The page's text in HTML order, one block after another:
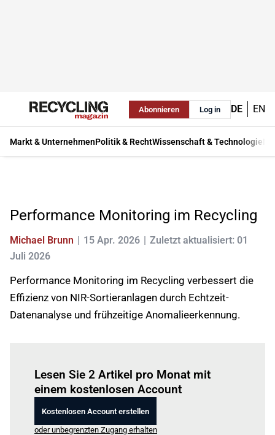
Abonnieren Log in DE EN
Markt & UnternehmenPolitik & RechtWissenschaft & Technologie
Performance Monitoring im Recycling
Michael Brunn 15 Apr. 2026
Zuletzt aktualisiert: 01
Juli 2026
Performance Monitoring im Recycling verbessert die
Effizienz von NIR-Sortieranlagen durch Echtzeit-
Datenanalyse und frühzeitige Anomalieerkennung.
Lesen Sie 2 Artikel pro Monat mit
einem kostenlosen Account
Kostenlosen Account erstellen
oder unbegrenzten Zugang erhalten